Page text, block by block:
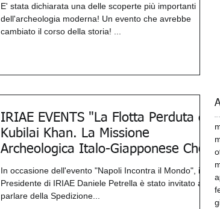
E' stata dichiarata una delle scoperte più importanti
dell'archeologia moderna! Un evento che avrebbe
cambiato il corso della storia! ...
IRIAE EVENTS "La Flotta Perduta di
Kubilai Khan. La Missione
Archeologica Italo-Giapponese Che
In occasione dell'evento "Napoli Incontra il Mondo", il
Presidente di IRIAE Daniele Petrella è stato invitato a
parlare della Spedizione...